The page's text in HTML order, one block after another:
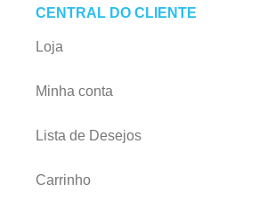
CENTRAL DO CLIENTE
Loja
Minha conta
Lista de Desejos
Carrinho